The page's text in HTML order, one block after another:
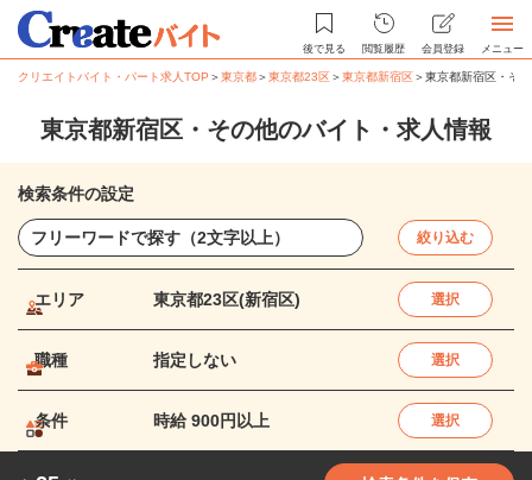
後で見る 閲覧履歴 会員登録 メニュー
クリエイトバイト・パート求人TOP ＞東京都＞東京都23区＞東京都新宿区＞東京都新宿区・そ
東京都新宿区・その他のバイト・求人情報
検索条件の設定
絞り込む
エリア 東京都23区(新宿区) 選択
職種 指定しない 選択
条件 時給 900円以上 選択